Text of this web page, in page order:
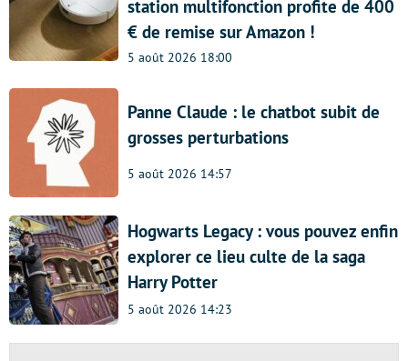
station multifonction profite de 400
€ de remise sur Amazon !
5 août 2026 18:00
Panne Claude : le chatbot subit de
grosses perturbations
5 août 2026 14:57
Hogwarts Legacy : vous pouvez enfin
explorer ce lieu culte de la saga
Harry Potter
5 août 2026 14:23